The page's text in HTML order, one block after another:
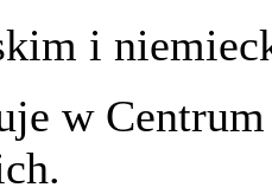
i
w